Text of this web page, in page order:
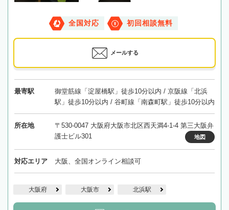
全国対応 初回相談無料
メールする
最寄駅
御堂筋線「淀屋橋駅」徒歩10分以内 / 京阪線「北浜
駅」徒歩10分以内 / 谷町線「南森町駅」徒歩10分以内
所在地
〒530-0047 大阪府大阪市北区西天満4-1-4 第三大阪弁
護士ビル301
地図
対応エリア 大阪、全国オンライン相談可
大阪府 大阪市 北浜駅